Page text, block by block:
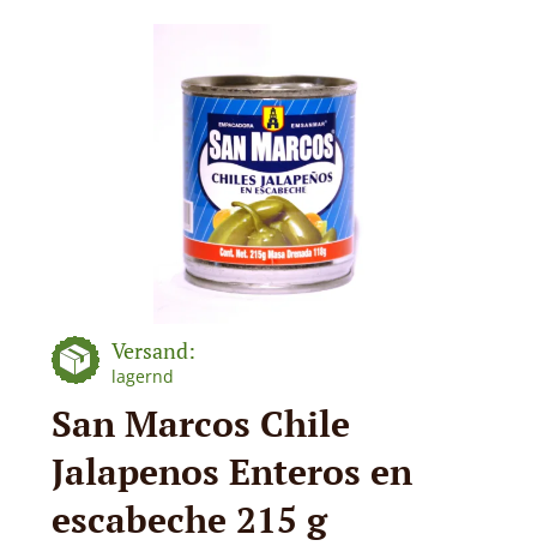
Versand:
lagernd
San Marcos Chile
Jalapenos Enteros en
escabeche 215 g